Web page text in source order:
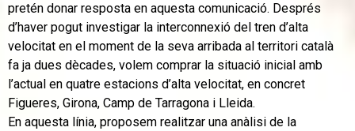
pretén donar resposta en aquesta comunicació. Després
d’haver pogut investigar la interconnexió del tren d’alta
velocitat en el moment de la seva arribada al territori català
fa ja dues dècades, volem comprar la situació inicial amb
l’actual en quatre estacions d’alta velocitat, en concret
Figueres, Girona, Camp de Tarragona i Lleida.
En aquesta línia, proposem realitzar una anàlisi de la